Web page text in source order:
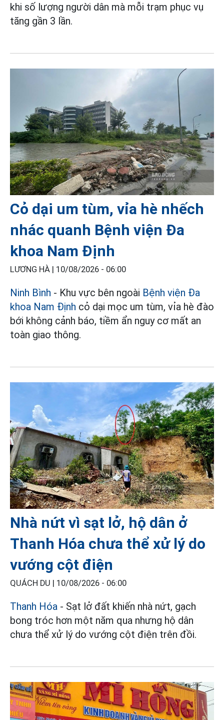
khi số lượng người dân mà mỗi trạm phục vụ
tăng gần 3 lần.
Cỏ dại um tùm, vỉa hè nhếch
nhác quanh Bệnh viện Đa
khoa Nam Định
LƯƠNG HÀ | 10/08/2026 - 06:00
Ninh Bình - Khu vực bên ngoài Bệnh viện Đa
khoa Nam Định cỏ dại mọc um tùm, vỉa hè đào
bới không cảnh báo, tiềm ẩn nguy cơ mất an
toàn giao thông.
Nhà nứt vì sạt lở, hộ dân ở
Thanh Hóa chưa thể xử lý do
vướng cột điện
QUÁCH DU | 10/08/2026 - 06:00
Thanh Hóa - Sạt lở đất khiến nhà nứt, gạch
bong tróc hơn một năm qua nhưng hộ dân
chưa thể xử lý do vướng cột điện trên đồi.